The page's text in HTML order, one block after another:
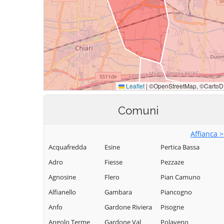
Comuni
Affianca
Acquafredda
Adro
Agnosine
Alfianello
Anfo
Angolo Terme
Esine
Fiesse
Flero
Gambara
Gardone Riviera
Gardone Val
Pertica Bassa
Pezzaze
Pian Camuno
Piancogno
Pisogne
Polaveno